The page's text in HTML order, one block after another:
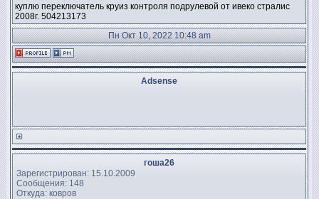
куплю переключатель круиз контроля подрулевой от ивеко стралис
2008г. 504213173
Пн Окт 10, 2022 10:48 am
Adsense
гоша26
Зарегистрирован: 15.10.2009
Сообщения: 148
Откуда: ковров